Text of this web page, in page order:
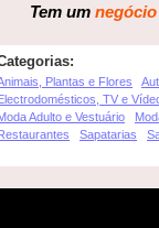
Tem um negócio
Plantas e Flores
TV e
Adulto e Vestuário
Sapatarias